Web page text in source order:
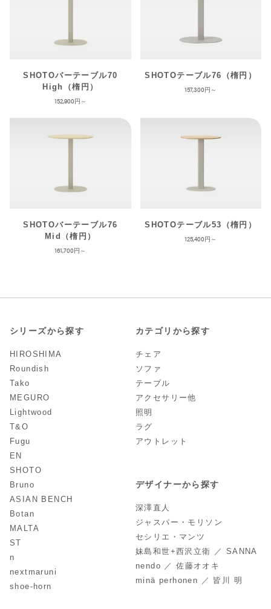
SHOTOバーテーブル70
High（楕円）
152,900
SHOTOテーブル76（楕円）
157,300
SHOTOバーテーブル76
Mid（楕円）
161,700
SHOTOテーブル53（楕円）
125,400
シリーズから探す
HIROSHIMA
Roundish
Tako
MEGURO
Lightwood
T&O
Fugu
EN
SHOTO
Bruno
ASIAN BENCH
Botan
MALTA
ST
n
nextmaruni
shoe-horn
カテゴリから探す
チェア
ソファ
テーブル
アクセサリー他
照明
ラグ
アウトレット
デザイナーから探す
深澤直人
ジャスパー・モリソン
セシリエ・マンツ
妹島和世+西沢立衛 ／ SANNA
nendo ／ 佐藤オオキ
minä perhonen ／ 皆川 明